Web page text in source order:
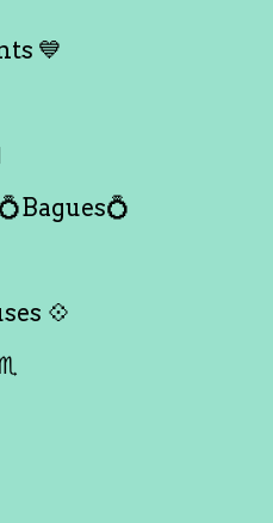
💙
💍Bagues💍
💠